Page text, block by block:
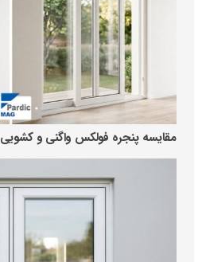
مقایسه پنجره فولکس واگنی و کشویی